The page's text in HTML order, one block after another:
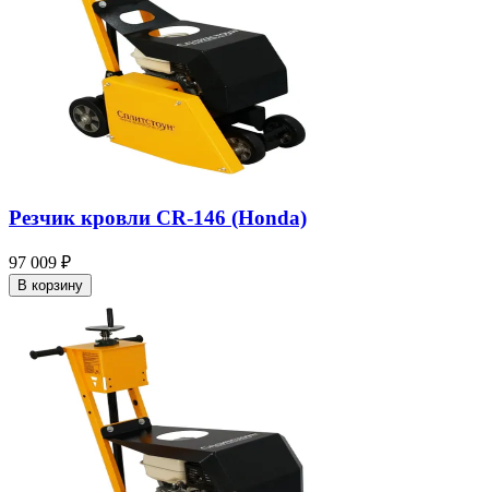
Резчик кровли CR-146 (Honda)
97 009 ₽
В корзину